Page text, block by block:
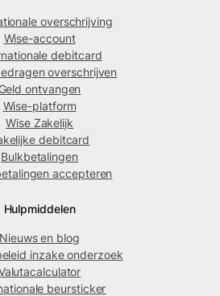
overschrijving
Wise-account
debitcard
overschrijven
ontvangen
Wise-platform
Wise Zakelijk
debitcard
Bulkbetalingen
accepteren
Hulpmiddelen
Nieuws en blog
inzake onderzoek
beursticker